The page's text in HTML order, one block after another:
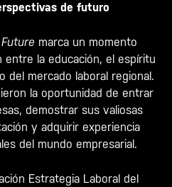
de futuro
marca un momento
entre la educación, el espíritu
del mercado laboral regional.
la oportunidad de entrar
demostrar sus valiosas
y adquirir experiencia
del mundo empresarial.
Estrategia Laboral del